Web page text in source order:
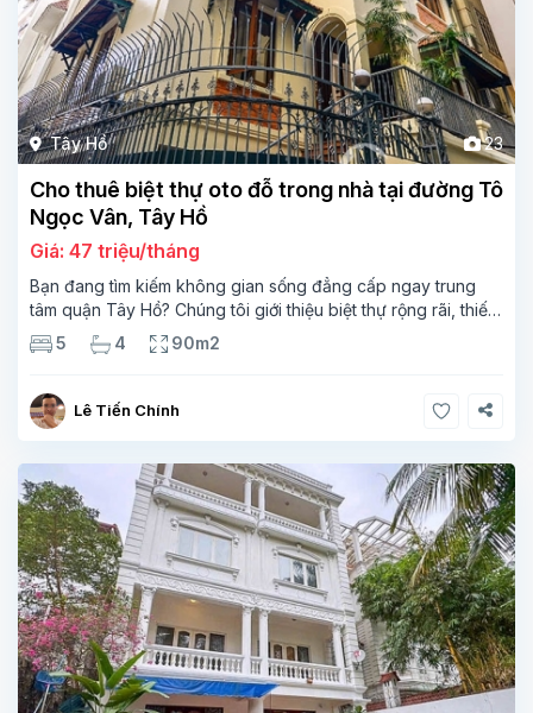
Tây Hồ 23
Cho thuê biệt thự oto đỗ trong nhà tại đường Tô
Ngọc Vân, Tây Hồ
Giá: 47 triệu/tháng
Bạn đang tìm kiếm không gian sống đẳng cấp ngay trung
tâm quận Tây Hồ? Chúng tôi giới thiệu biệt thự rộng rãi, thiết
kế hiện đại, ô tô đỗ trong nhà an toàn – lý tưởng cho gia
đình
5 4 90m2
Lê Tiến Chính